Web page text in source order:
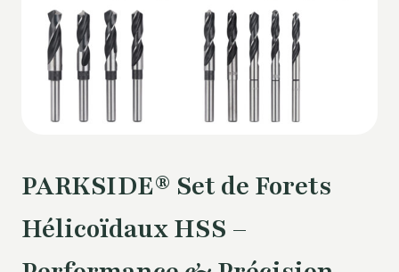
PARKSIDE® Set de Forets
Hélicoïdaux HSS –